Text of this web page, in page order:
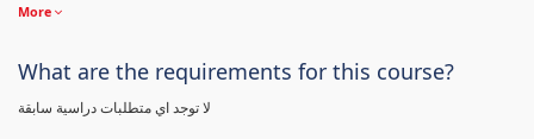
More
What are the requirements for this course?
لا توجد اي متطلبات دراسية سابقة